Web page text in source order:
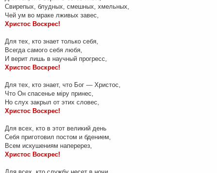
Свирепых, блудных, смешных, хмельных,
Чей ум во мраке лживых завес,
Христос Воскрес!
Для тех, кто знает только себя,
Всегда самого себя любя,
И верит лишь в научный прогресс,
Христос Воскрес!
Для тех, кто знает, что Бог — Христос,
Что Он спасенье мiру принес,
Но слух закрыл от этих словес,
Христос Воскрес!
Для всех, кто в этот великий день
Себя приготовил постом и бдением,
Всем искушениям наперерез,
Христос Воскрес!